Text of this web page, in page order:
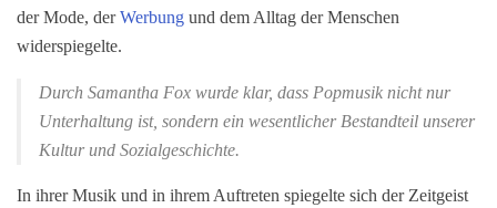
der Mode, derWerbung und dem Alltag der Menschen
widerspiegelte.
Durch Samantha Fox wurde klar, dass Popmusik nicht nur
Unterhaltung ist, sondern ein wesentlicher Bestandteil unserer
Kultur und Sozialgeschichte.
In ihrer Musik und in ihrem Auftreten spiegelte sich der Zeitgeist